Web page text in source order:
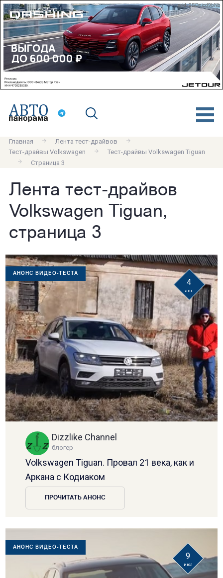
erid: 2SDnjcd9bNb
Главная
Лента тест-драйвов
Тест-драйвы Volkswagen
Тест-драйвы Volkswagen Tiguan
Страница 3
Лента тест-драйвов
Volkswagen Tiguan,
страница 3
АНОНС ВИДЕО-ТЕСТА
4
авг
Dizzlike Channel
блогер
Volkswagen Tiguan. Провал 21 века, как и
Аркана с Кодиаком
ПРОЧИТАТЬ АНОНС
АНОНС ВИДЕО-ТЕСТА
9
июл